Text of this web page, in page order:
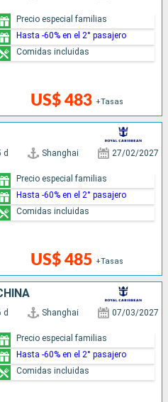
US$ 483 +Tasas
Precio especial familias
Hasta -60% en el 2° pasajero
Comidas incluidas
d Shanghai 27/02/2027
US$ 485 +Tasas
Precio especial familias
Hasta -60% en el 2° pasajero
Comidas incluidas
d Shanghai 07/03/2027
Precio especial familias
Hasta -60% en el 2° pasajero
Comidas incluidas